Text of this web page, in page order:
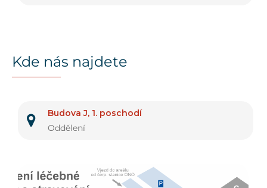
Kde nás najdete
Budova J, 1. poschodí
Oddělení